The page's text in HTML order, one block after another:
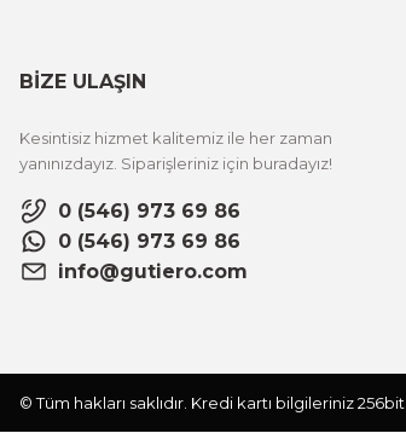
BİZE ULAŞIN
Kesintisiz hizmet kalitemiz ile her zaman
yanınızdayız. Siparişleriniz için buradayız!
0 (546) 973 69 86
0 (546) 973 69 86
info@gutiero.com
© Tüm hakları saklıdır. Kredi kartı bilgileriniz